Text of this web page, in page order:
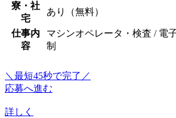
寮・社
宅
あり（無料）
仕事内
容
マシンオペレータ・検査 / 電
制
＼最短45秒で完了／
応募へ進む
詳しく